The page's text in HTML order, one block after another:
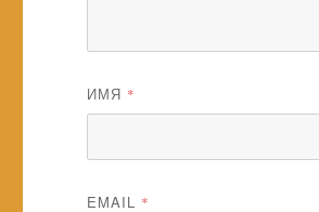
ИМЯ *
EMAIL *